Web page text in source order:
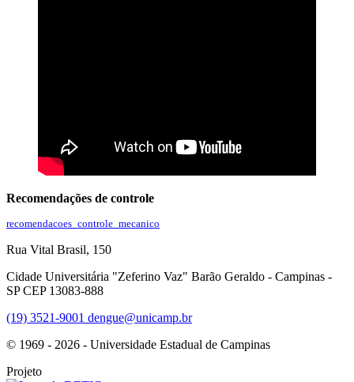
Recomendações de controle
recomendacoes_controle_mecanico
Rua Vital Brasil, 150
Cidade Universitária "Zeferino Vaz" Barão Geraldo - Campinas -
SP CEP 13083-888
(19) 3521-9001 dengue@unicamp.br
© 1969 - 2026 - Universidade Estadual de Campinas
Projeto